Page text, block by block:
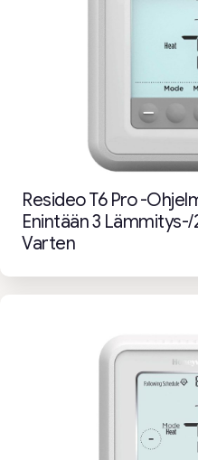
Resideo T6 Pro -
Enintään 3
Varten